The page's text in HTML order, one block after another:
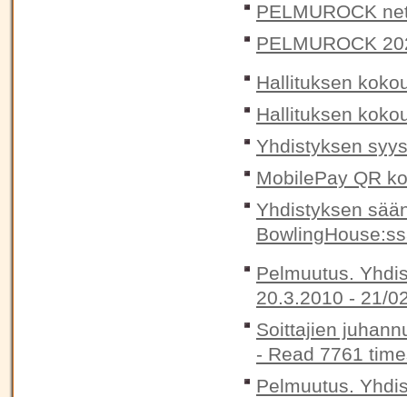
PELMUROCK
PELMUROCK
Hallituksen
Hallituksen
Yhdistyksen
MobilePay QR
Yhdistyksen
Pelmuutus.
20.3.2010 - 21/
Soittajien
- Read 7761
Pelmuutus.